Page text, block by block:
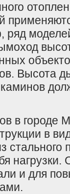
Высота
в городе
в
нагрузки.
и для